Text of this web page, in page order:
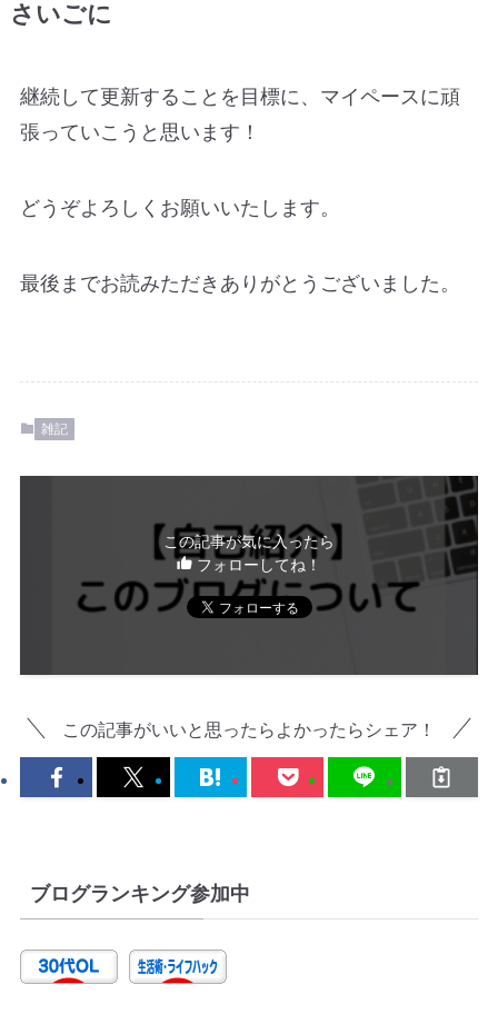
さいごに
継続して更新することを目標に、マイペースに頑
張っていこうと思います！
どうぞよろしくお願いいたします。
最後までお読みただきありがとうございました。
雑記
この記事が気に入ったら
フォローしてね！
この記事がいいと思ったらよかったらシェア！
ブログランキング参加中